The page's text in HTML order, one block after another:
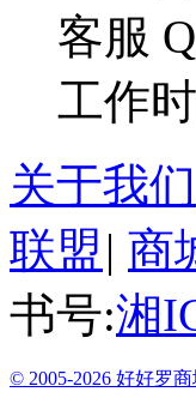
客服
工作
关于我们
联盟 | 商
书号:湘
© 2005-2026 好好罗